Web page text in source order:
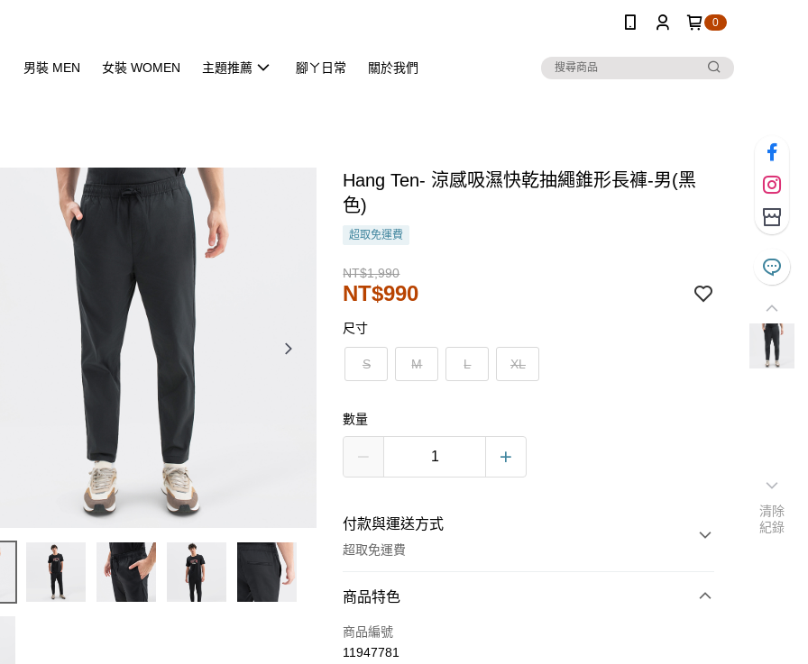
0
男裝 MEN 女裝 WOMEN 主題推薦 腳ㄚ日常 關於我們
Hang Ten- 涼感吸濕快乾抽繩錐形長褲-男(黑
色)
超取免運費
NT$1,990
NT$990
尺寸
S M L XL
數量
付款與運送方式
超取免運費
付款方式
信用卡一次付款
商品特色
商品編號
11947781
清除
紀錄